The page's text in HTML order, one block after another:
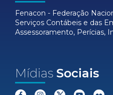
Fenacon - Federação
Serviços Contábeis e das
Assessoramento, Perícias,
Mídias Sociais